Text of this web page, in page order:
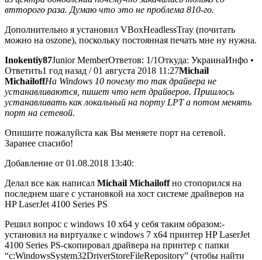
втторого раза. Думаю что это не проблема 810-го.
Дополнительно я установил VBoxHeadlessTray (почитать
можно на oszone), поскольку постоянная печать мне ну нужна.
Inokentiy87Junior MemberОтветов: 1/1Откуда: УкраинаИнфо •
Ответить1 год назад / 01 августа 2018 11:27Michail
MichailoffНа Windows 10 почему то так драйвера не
устанавливаются, пишет что нет драйверов. Пришлось
устанавливать как локальный на порту LPT а потом менять
порт на сетевой.
Опишите пожалуйста как Вы меняете порт на сетевой.
Заранее спасибо!
Добавление от 01.08.2018 13:40:
Делал все как написал Michail Michailoffно стопорился на
последнем шаге с установкой на хост системе драйверов на
HP LaserJet 4100 Series PS
Решил вопрос с windows 10 x64 у себя таким образом:-
установил на виртуалке с windows 7 x64 принтер HP LaserJet
4100 Series PS-скопировал драйвера на принтер с папки
“c:WindowsSystem32DriverStoreFileRepository” (чтобы найти